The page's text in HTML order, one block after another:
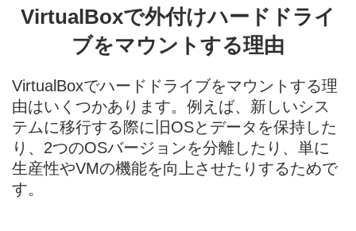
VirtualBoxで外付けハードドライ
ブをマウントする理由
VirtualBoxでハードドライブをマウントする理
由はいくつかあります。例えば、新しいシス
テムに移行する際に旧OSとデータを保持した
り、2つのOSバージョンを分離したり、単に
生産性やVMの機能を向上させたりするためで
す。